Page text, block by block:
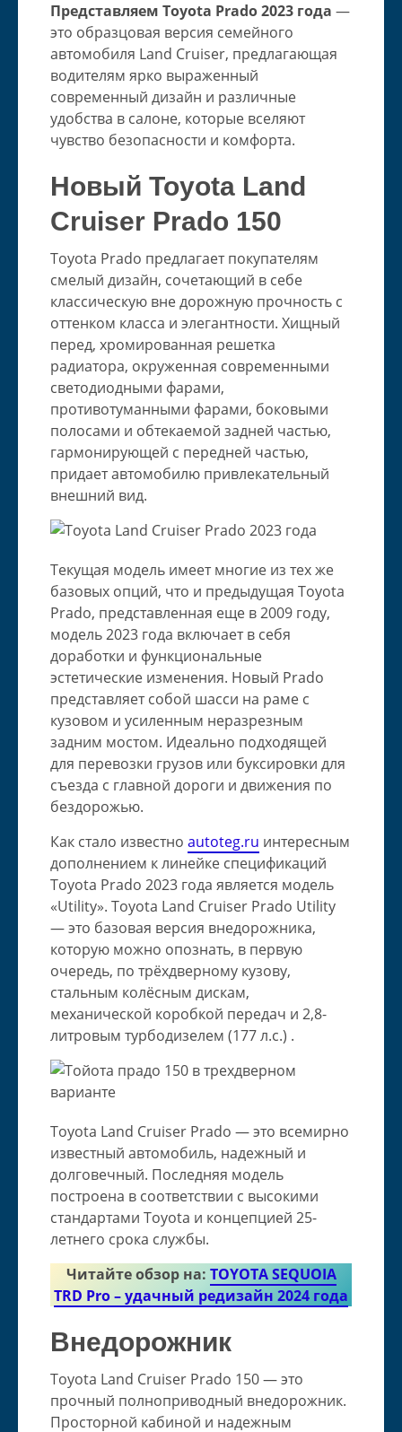
Представляем Toyota Prado 2023 года —
это образцовая версия семейного
автомобиля Land Cruiser, предлагающая
водителям ярко выраженный
современный дизайн и различные
удобства в салоне, которые вселяют
чувство безопасности и комфорта.
Новый Toyota Land
Cruiser Prado 150
Toyota Prado предлагает покупателям
смелый дизайн, сочетающий в себе
классическую вне дорожную прочность с
оттенком класса и элегантности. Хищный
перед, хромированная решетка
радиатора, окруженная современными
светодиодными фарами,
противотуманными фарами, боковыми
полосами и обтекаемой задней частью,
гармонирующей с передней частью,
придает автомобилю привлекательный
внешний вид.
Текущая модель имеет многие из тех же
базовых опций, что и предыдущая Toyota
Prado, представленная еще в 2009 году,
модель 2023 года включает в себя
доработки и функциональные
эстетические изменения. Новый Prado
представляет собой шасси на раме с
кузовом и усиленным неразрезным
задним мостом. Идеально подходящей
для перевозки грузов или буксировки для
съезда с главной дороги и движения по
бездорожью.
Как стало известно autoteg.ru интересным
дополнением к линейке спецификаций
Toyota Prado 2023 года является модель
«Utility». Toyota Land Cruiser Prado Utility
— это базовая версия внедорожника,
которую можно опознать, в первую
очередь, по трёхдверному кузову,
стальным колёсным дискам,
механической коробкой передач и 2,8-
литровым турбодизелем (177 л.с.) .
Toyota Land Cruiser Prado — это всемирно
известный автомобиль, надежный и
долговечный. Последняя модель
построена в соответствии с высокими
стандартами Toyota и концепцией 25-
летнего срока службы.
Читайте обзор на: TOYOTA SEQUOIA
TRD Pro – удачный редизайн 2024 года
Внедорожник
Toyota Land Cruiser Prado 150 — это
прочный полноприводный внедорожник.
Просторной кабиной и надежным